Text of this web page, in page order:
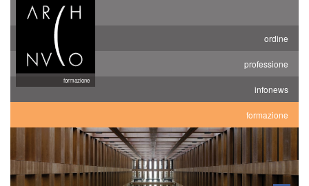
ordine
professione
infonews
formazione
formazione